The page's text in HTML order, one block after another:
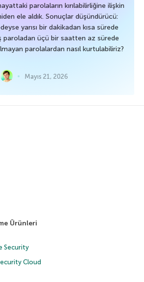
parolaların kırılabilirliğine ilişkin
ele aldık. Sonuçlar düşündürücü:
yarısı bir dakikadan kısa sürede
paroladan üçü bir saatten az sürede
parolalardan nasıl kurtulabiliriz?
Mayıs 21, 2026
Ürünleri
Security
Cloud